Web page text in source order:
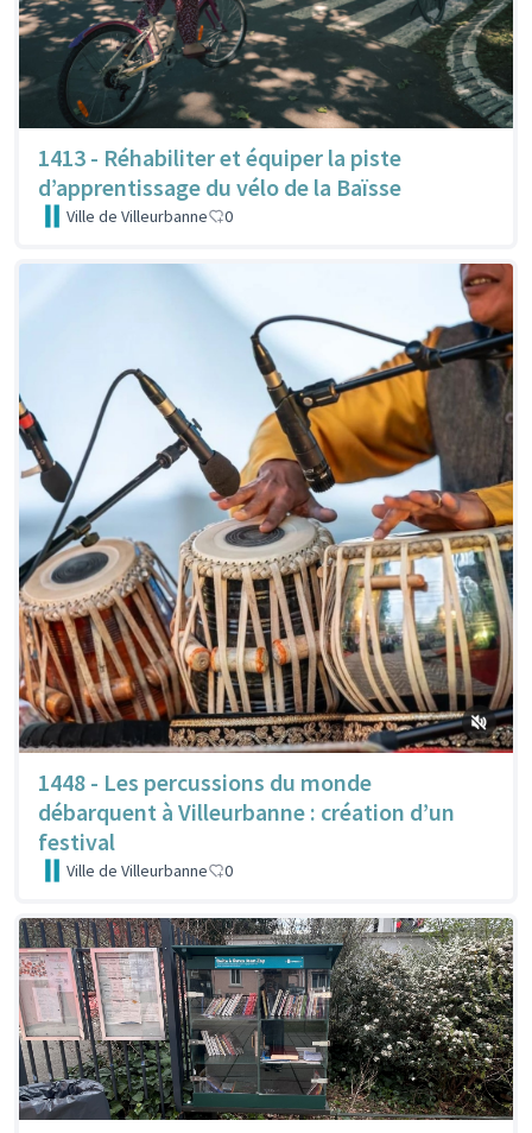
1413 - Réhabiliter et équiper la piste
d’apprentissage du vélo de la Baïsse
Ville de Villeurbanne 0
1448 - Les percussions du monde
débarquent à Villeurbanne : création d’un
festival
Ville de Villeurbanne 0